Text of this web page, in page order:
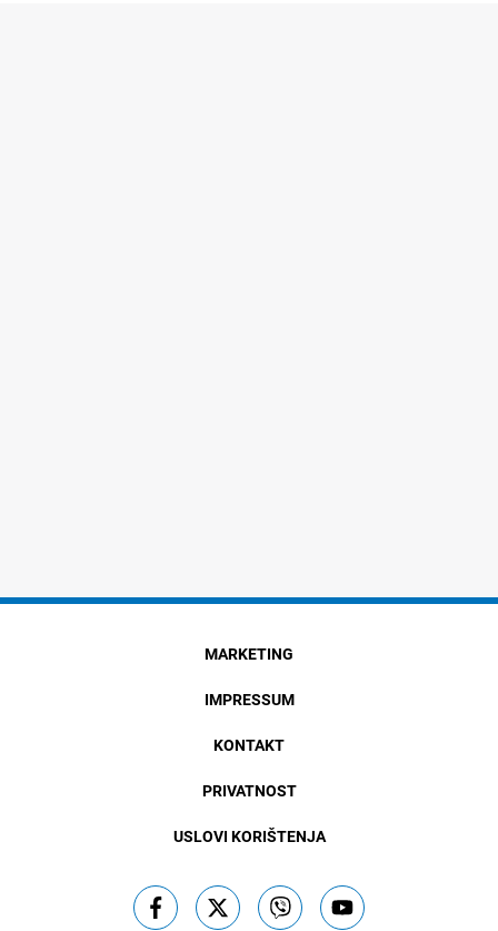
MARKETING
IMPRESSUM
KONTAKT
PRIVATNOST
USLOVI KORIŠTENJA